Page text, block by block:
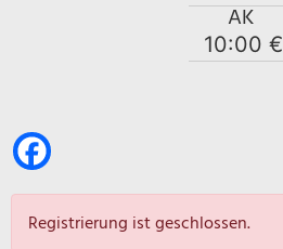
AK
10:00 €
Registrierung ist geschlossen.